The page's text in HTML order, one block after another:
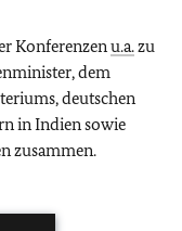
Konferenzenu.a.zu
dem
deutschen
in Indien sowie
zusammen.